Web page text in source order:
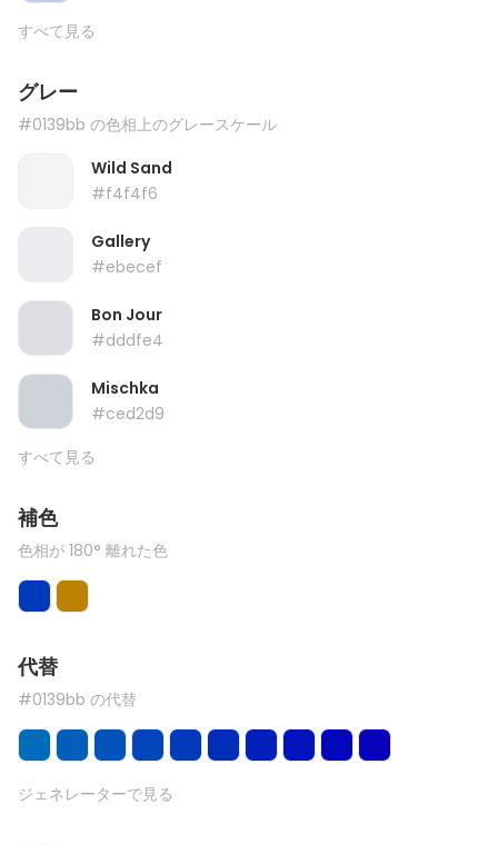
すべて見る
グレー
#0139bb の色相上のグレースケール
Wild Sand
#f4f4f6
Gallery
#ebecef
Bon Jour
#dddfe4
Mischka
#ced2d9
すべて見る
補色
色相が 180° 離れた色
代替
#0139bb の代替
ジェネレーターで見る